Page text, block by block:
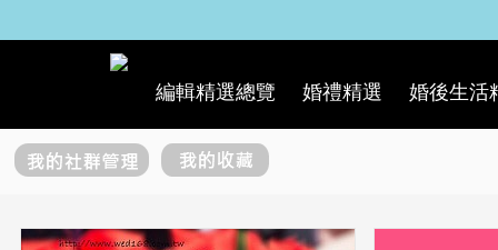
編輯精選總覽 婚禮精選 婚後生活